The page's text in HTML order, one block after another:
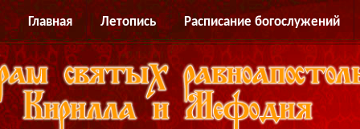
Главная Летопись Расписание богослужений